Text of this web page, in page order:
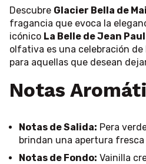
Descubre Glacier Bella de
fragancia que evoca la
icónico La Belle de Jean
olfativa es una celebración
para aquellas que desean
Notas
Notas de Salida: Pera
brindan una apertura fresca
Notas de Fondo: Vainilla